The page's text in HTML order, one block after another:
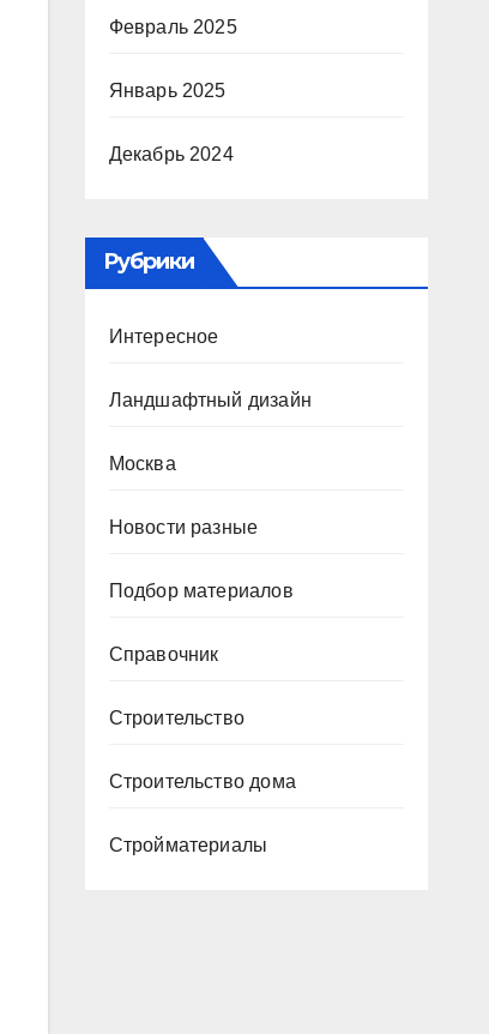
Февраль 2025
Январь 2025
Декабрь 2024
Рубрики
Интересное
Ландшафтный дизайн
Москва
Новости разные
Подбор материалов
Справочник
Строительство
Строительство дома
Стройматериалы